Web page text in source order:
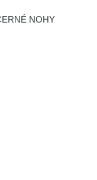
NOHY